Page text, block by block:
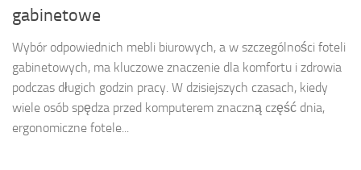
gabinetowe
Wybór odpowiednich mebli biurowych, a w szczególności foteli
gabinetowych, ma kluczowe znaczenie dla komfortu i zdrowia
podczas długich godzin pracy. W dzisiejszych czasach, kiedy
wiele osób spędza przed komputerem znaczną część dnia,
ergonomiczne fotele...